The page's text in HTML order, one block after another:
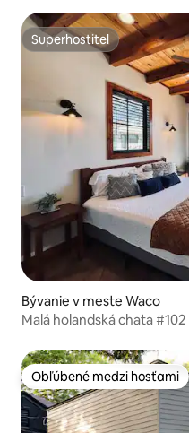
Superhostiteľ
Superhostiteľ
Bývanie v meste Waco
Malá holandská chata
Obľúbené medzi hosťami
Obľúbené medzi hosťami